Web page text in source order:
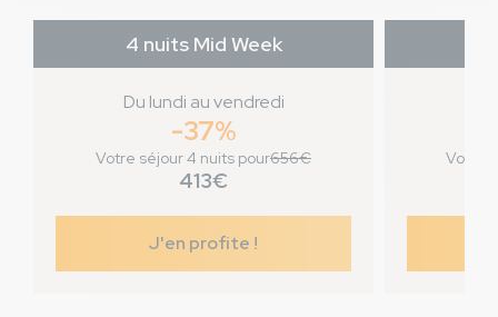
4 nuits Mid Week
Du lundi au vendredi
-37%
Votre séjour 4 nuits pour656€
413€
J'en profite !
Votre